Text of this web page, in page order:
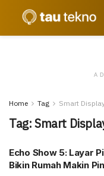
Home Tag Smart
Tag:Smart
Echo Show 5: Layar
Bikin Rumah Makin